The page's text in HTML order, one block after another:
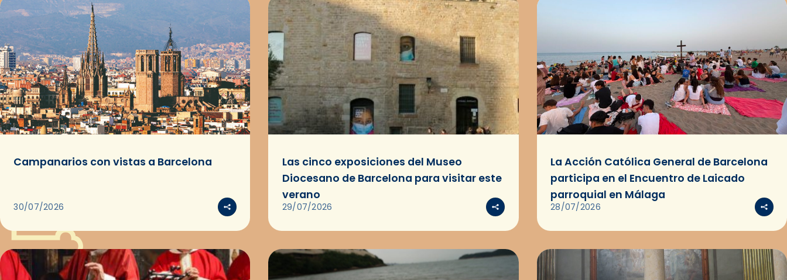
Campanarios con vistas a Barcelona
30/07/2026
Las cinco exposiciones del Museo
Diocesano de Barcelona para visitar este
verano
29/07/2026
La Acción Católica General de Barcelona
participa en el Encuentro de Laicado
parroquial en Málaga
28/07/2026